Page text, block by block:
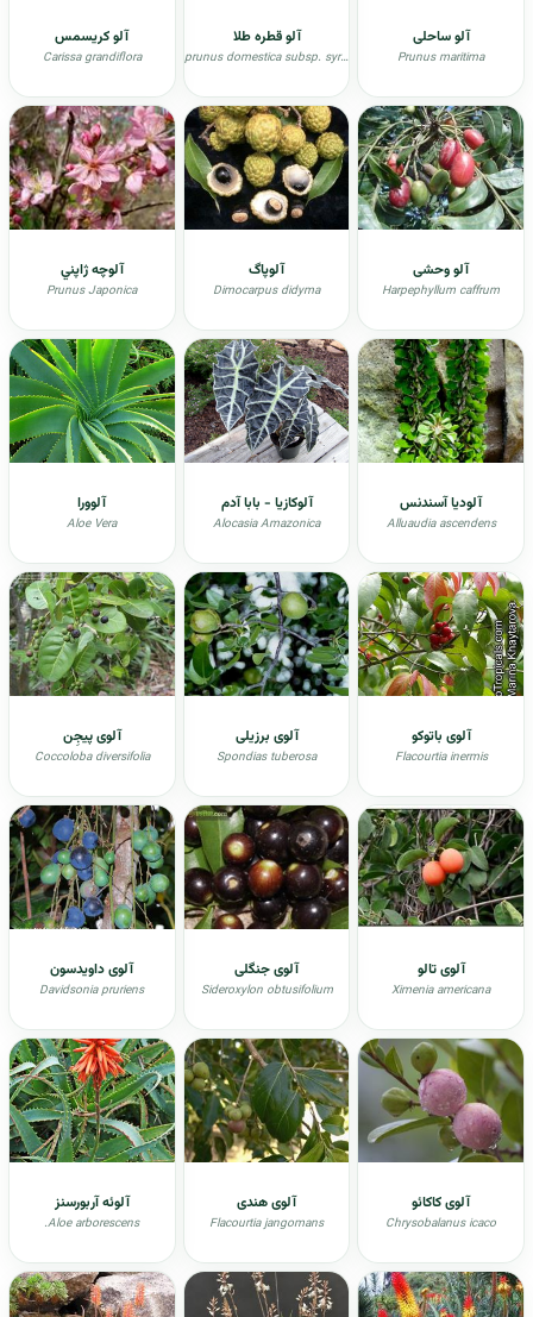
آلو ساحلی
Prunus maritima
آلو قطره طلا
prunus domestica subsp. syriaca
آلو کریسمس
Carissa grandiflora
آلو وحشی
Harpephyllum caffrum
آلوپاگ
Dimocarpus didyma
آلوچه ژاپني
Prunus Japonica
آلودیا آسندنس
Alluaudia ascendens
آلوکازیا - بابا آدم
Alocasia Amazonica
آلوورا
Aloe Vera
آلوی باتوکو
Flacourtia inermis
آلوی برزیلی
Spondias tuberosa
آلوی پیجِن
Coccoloba diversifolia
آلوی تالو
Ximenia americana
آلوی جنگلی
Sideroxylon obtusifolium
آلوی داویدسون
Davidsonia pruriens
آلوی کاکائو
Chrysobalanus icaco
آلوی هندی
Flacourtia jangomans
آلوئه آربورسنز
.Aloe arborescens